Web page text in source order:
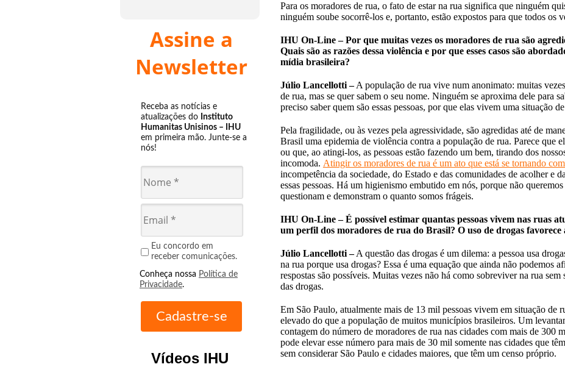
Assine a
Newsletter
Receba as notícias e
atualizações do Instituto
Humanitas Unisinos – IHU
em primeira mão. Junte-se a
nós!
Eu concordo em
receber comunicações.
Conheça nossa Política de
Privacidade.
Vídeos IHU
Para os moradores de rua, o fato de estar na rua significa que ninguém
ninguém soube socorrê-los e, portanto, estão expostos para que todos os
IHU On-Line – Por que muitas vezes os moradores de rua são
Quais são as razões dessa violência e por que esses casos são
mídia brasileira?
Júlio Lancellotti – A população de rua vive num anonimato: muitas
de rua, mas se quer sabem o seu nome. Ninguém se aproxima dele para
preciso saber quem são essas pessoas, por que elas vivem uma situação
Pela fragilidade, ou às vezes pela agressividade, são agredidas até de
Brasil uma epidemia de violência contra a população de rua. Parece que
ou que, ao atingi-los, as pessoas estão fazendo um bem, tirando dos
incomoda. Atingir os moradores de rua é um ato que está se tornando
incompetência da sociedade, do Estado e das comunidades de acolher e
essas pessoas. Há um higienismo embutido em nós, porque não
questionam e demonstram o quanto somos frágeis.
IHU On-Line – É possível estimar quantas pessoas vivem nas ruas
um perfil dos moradores de rua do Brasil? O uso de drogas favorece
Júlio Lancellotti – A questão das drogas é um dilema: a pessoa usa
na rua porque usa drogas? Essa é uma equação que ainda não podemos
respostas são possíveis. Muitas vezes não há como sobreviver na rua
das drogas.
Em São Paulo, atualmente mais de 13 mil pessoas vivem em situação de
elevado do que a população de muitos municípios brasileiros. Um
contagem do número de moradores de rua nas cidades com mais de 300
pode elevar esse número para mais de 30 mil somente nas cidades que
sem considerar São Paulo e cidades maiores, que têm um censo próprio.